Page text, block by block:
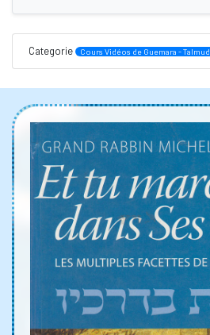
Categorie Cours Vidéos de Guemara - Talmud